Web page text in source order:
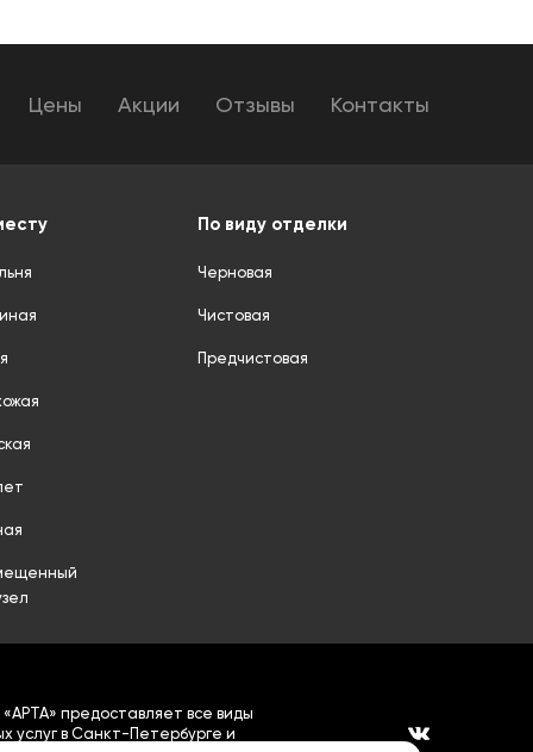
Цены Акции Отзывы Контакты
По виду отделки
Черновая
Чистовая
Предчистовая
«АРТА» предоставляет все виды
услуг в Санкт-Петербурге и